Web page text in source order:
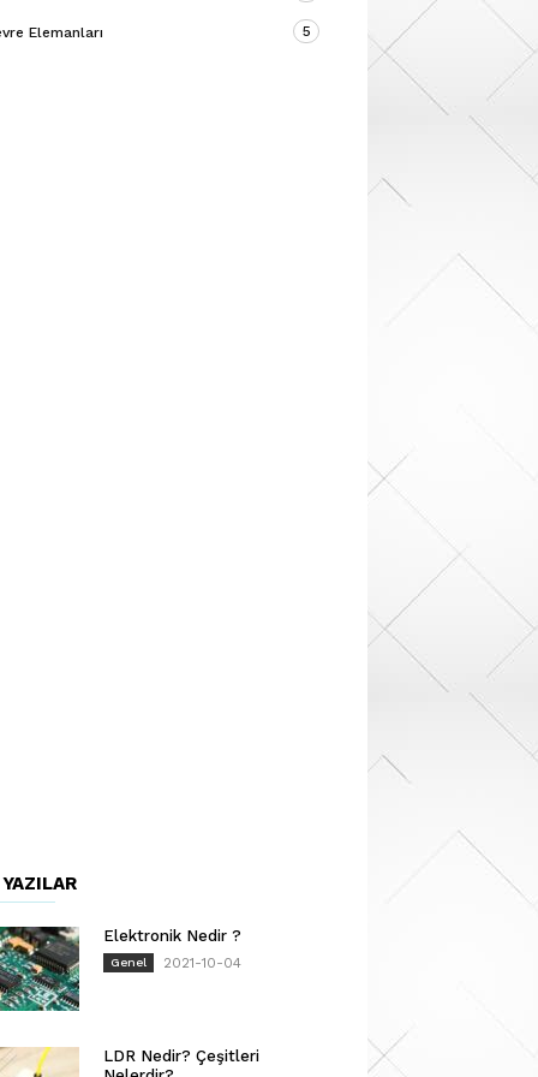
Elemanları 5
Elektronik Nedir ?
Genel 2021-10-04
LDR Nedir? Çeşitleri